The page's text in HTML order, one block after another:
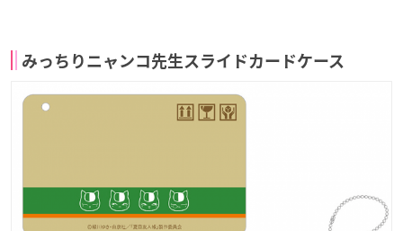
みっちりニャンコ先生スライドカードケース